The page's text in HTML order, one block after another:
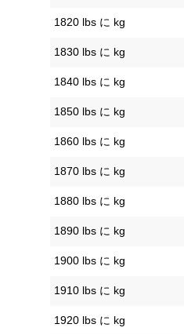
1820 lbs に kg
1830 lbs に kg
1840 lbs に kg
1850 lbs に kg
1860 lbs に kg
1870 lbs に kg
1880 lbs に kg
1890 lbs に kg
1900 lbs に kg
1910 lbs に kg
1920 lbs に kg